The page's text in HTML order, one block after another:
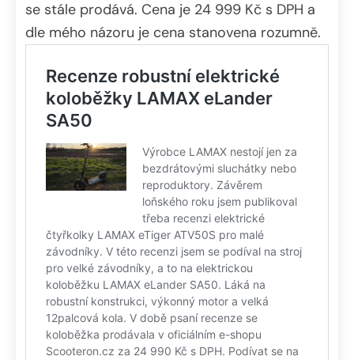
se stále prodává. Cena je 24 999 Kč s DPH a
dle mého názoru je cena stanovena rozumně.